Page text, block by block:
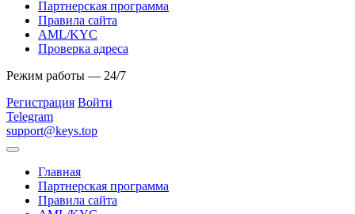
Партнерская программа
Правила сайта
AML/KYC
Проверка адреса
Режим работы — 24/7
Регистрация Войти
Telegram
support@keys.top
Главная
Партнерская программа
Правила сайта